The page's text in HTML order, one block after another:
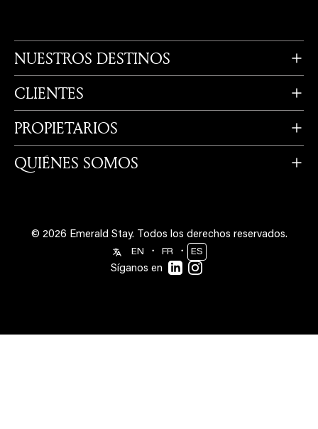
NUESTROS DESTINOS
CLIENTES
PROPIETARIOS
QUIÉNES SOMOS
EN ・ FR ・ ES
Síganos en